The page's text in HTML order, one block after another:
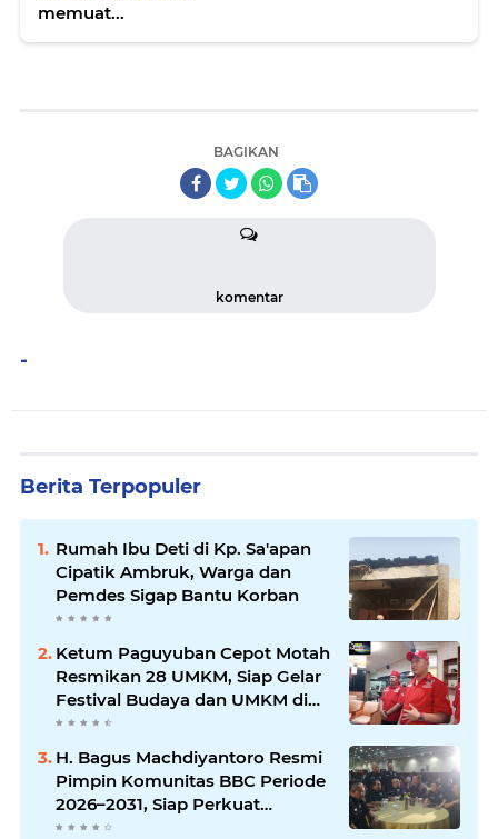
memuat...
BAGIKAN
komentar
-
Berita Terpopuler
Rumah Ibu Deti di Kp. Sa'apan
Cipatik Ambruk, Warga dan
Pemdes Sigap Bantu Korban
Ketum Paguyuban Cepot Motah
Resmikan 28 UMKM, Siap Gelar
Festival Budaya dan UMKM di
Jalan Braga
H. Bagus Machdiyantoro Resmi
Pimpin Komunitas BBC Periode
2026–2031, Siap Perkuat
Solidaritas dan Hadirkan